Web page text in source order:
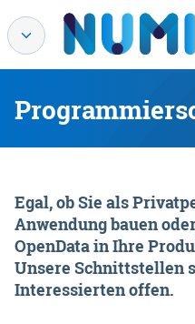
Egal, ob Sie als
Anwendung bauen
OpenData in Ihre
Unsere Schnittstellen
Interessierten offen.